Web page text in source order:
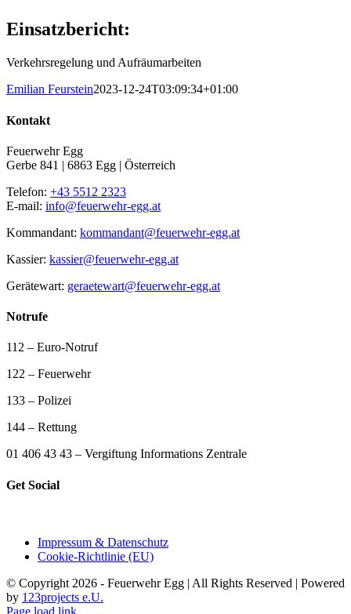
Einsatzbericht:
Verkehrsregelung und Aufräumarbeiten
Emilian Feurstein2023-12-24T03:09:34+01:00
Kontakt
Feuerwehr Egg
Gerbe 841 | 6863 Egg | Österreich
Telefon: +43 5512 2323
E-mail: info@feuerwehr-egg.at
Kommandant: kommandant@feuerwehr-egg.at
Kassier: kassier@feuerwehr-egg.at
Gerätewart: geraetewart@feuerwehr-egg.at
Notrufe
112 – Euro-Notruf
122 – Feuerwehr
133 – Polizei
144 – Rettung
01 406 43 43 – Vergiftung Informations Zentrale
Get Social
Impressum & Datenschutz
Cookie-Richtlinie (EU)
© Copyright 2026 - Feuerwehr Egg | All Rights Reserved | Powered
by 123projects e.U.
Page load link